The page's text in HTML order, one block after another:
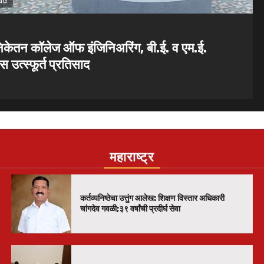
एम.ई.
विद्या निकेतन अभियांत्रिकी
डॉ.ए.पी.जे.अब्दुल कलाम यांची
महाराष्ट्र
कर्तव्यनिष्ठेचा उत्तुंग आलेख: शिक्षण विस्तार अधिकारी
चांगदेव गवळी;३९ वर्षांची प्रदीर्घ सेवा